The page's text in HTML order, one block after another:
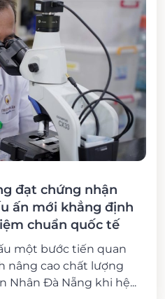
đạt chứng nhận
ấn mới khẳng định
chuẩn quốc tế
một bước tiến quan
nâng cao chất lượng
Nhân Đà Nẵng khi hệ...